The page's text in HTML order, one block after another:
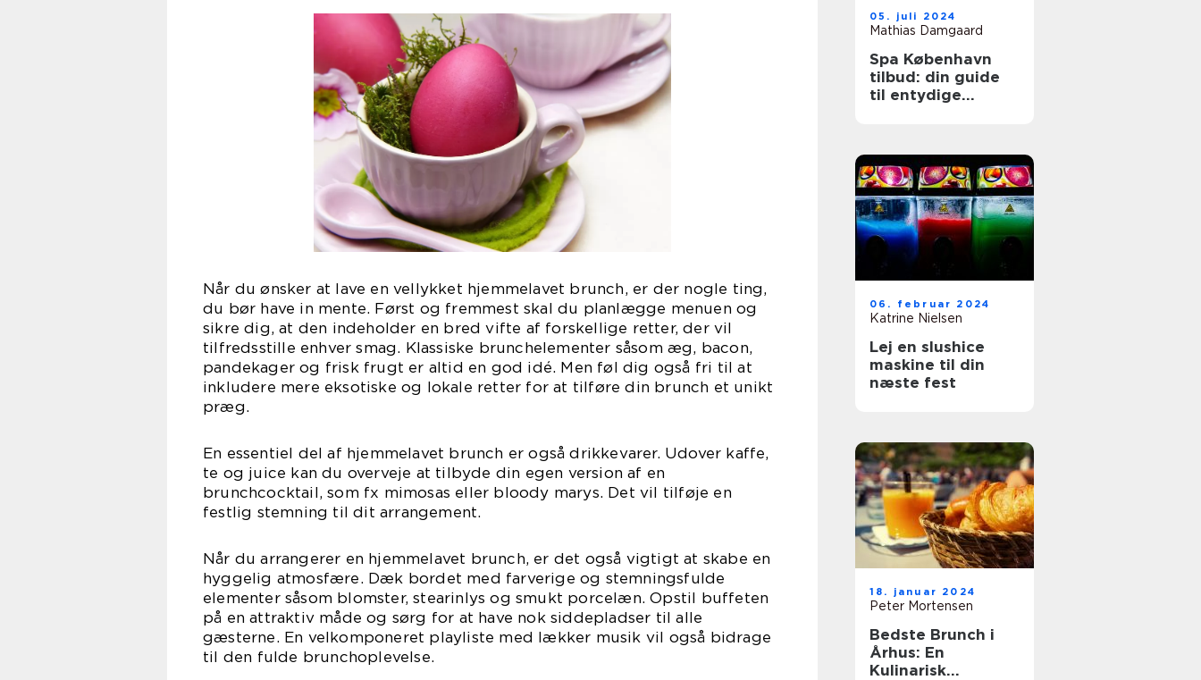
Når du ønsker at lave en vellykket hjemmelavet brunch, er der nogle ting,
du bør have in mente. Først og fremmest skal du planlægge menuen og
sikre dig, at den indeholder en bred vifte af forskellige retter, der vil
tilfredsstille enhver smag. Klassiske brunchelementer såsom æg, bacon,
pandekager og frisk frugt er altid en god idé. Men føl dig også fri til at
inkludere mere eksotiske og lokale retter for at tilføre din brunch et unikt
præg.
En essentiel del af hjemmelavet brunch er også drikkevarer. Udover kaffe,
te og juice kan du overveje at tilbyde din egen version af en
brunchcocktail, som fx mimosas eller bloody marys. Det vil tilføje en
festlig stemning til dit arrangement.
Når du arrangerer en hjemmelavet brunch, er det også vigtigt at skabe en
hyggelig atmosfære. Dæk bordet med farverige og stemningsfulde
elementer såsom blomster, stearinlys og smukt porcelæn. Opstil buffeten
på en attraktiv måde og sørg for at have nok siddepladser til alle
gæsterne. En velkomponeret playliste med lækker musik vil også bidrage
til den fulde brunchoplevelse.
05. juli 2024
Mathias Damgaard
Spa København
tilbud: din guide
til entydige
06. februar 2024
Katrine Nielsen
Lej en slushice
maskine til din
næste fest
18. januar 2024
Peter Mortensen
Bedste Brunch i
Århus: En
Kulinarisk